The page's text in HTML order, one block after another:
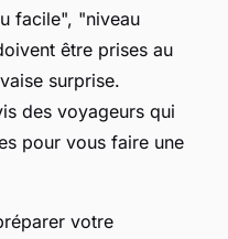
facile", "niveau
être prises au
surprise.
des voyageurs qui
pour vous faire une
votre